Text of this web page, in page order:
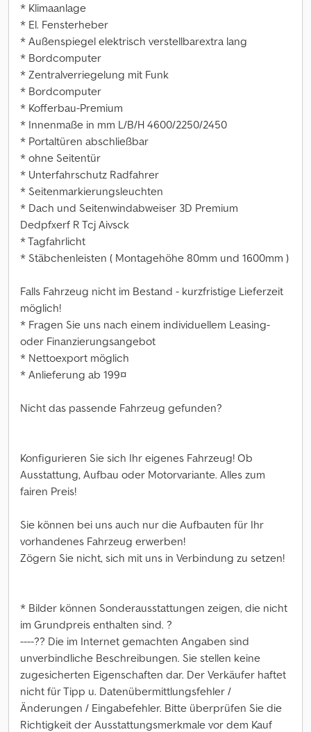
* Klimaanlage
* El. Fensterheber
* Außenspiegel elektrisch verstellbarextra lang
* Bordcomputer
* Zentralverriegelung mit Funk
* Bordcomputer
* Kofferbau-Premium
* Innenmaße in mm L/B/H 4600/2250/2450
* Portaltüren abschließbar
* ohne Seitentür
* Unterfahrschutz Radfahrer
* Seitenmarkierungsleuchten
* Dach und Seitenwindabweiser 3D Premium
Dedpfxerf R Tcj Aivsck
* Tagfahrlicht
* Stäbchenleisten ( Montagehöhe 80mm und 1600mm )
Falls Fahrzeug nicht im Bestand - kurzfristige Lieferzeit
möglich!
* Fragen Sie uns nach einem individuellem Leasing-
oder Finanzierungsangebot
* Nettoexport möglich
* Anlieferung ab 199¤
Nicht das passende Fahrzeug gefunden?
Konfigurieren Sie sich Ihr eigenes Fahrzeug! Ob
Ausstattung, Aufbau oder Motorvariante. Alles zum
fairen Preis!
Sie können bei uns auch nur die Aufbauten für Ihr
vorhandenes Fahrzeug erwerben!
Zögern Sie nicht, sich mit uns in Verbindung zu setzen!
* Bilder können Sonderausstattungen zeigen, die nicht
im Grundpreis enthalten sind. ?
----?? Die im Internet gemachten Angaben sind
unverbindliche Beschreibungen. Sie stellen keine
zugesicherten Eigenschaften dar. Der Verkäufer haftet
nicht für Tipp u. Datenübermittlungsfehler /
Änderungen / Eingabefehler. Bitte überprüfen Sie die
Richtigkeit der Ausstattungsmerkmale vor dem Kauf